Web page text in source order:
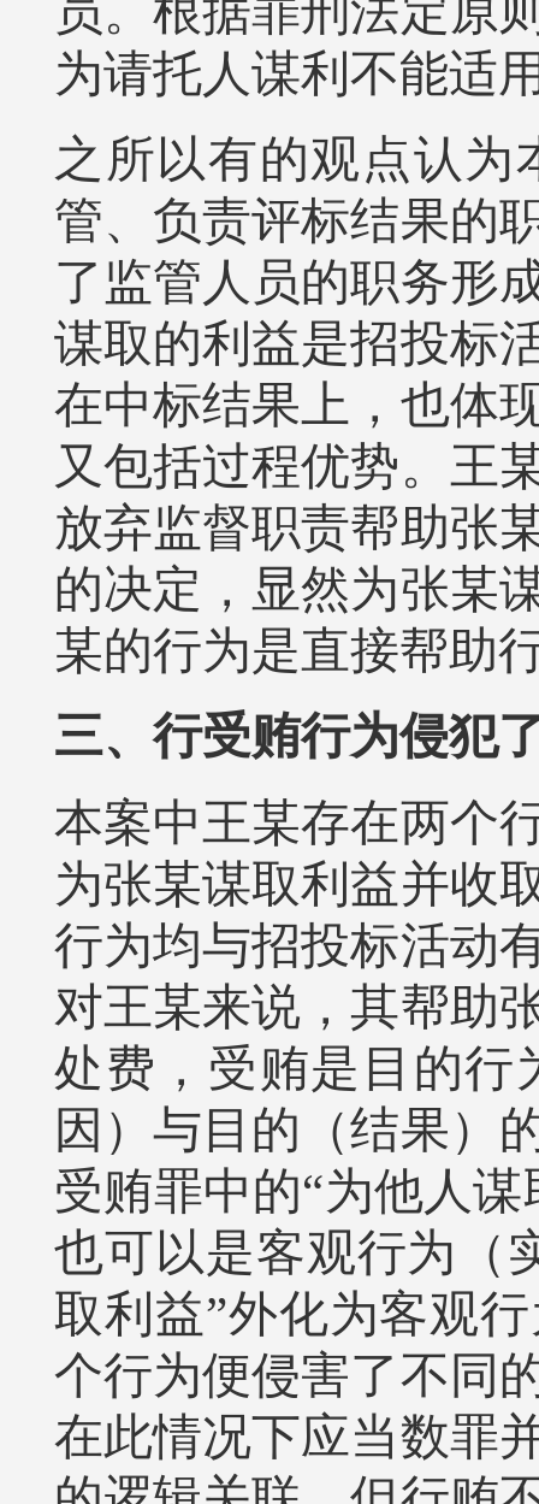
员。根据罪刑法定原
为请托人谋利不能适
之所以有的观点认
管、负责评标结果的
了监管人员的职务形
谋取的利益是招投标
在中标结果上，也体
又包括过程优势。王
放弃监督职责帮助张
的决定，显然为张某
某的行为是直接帮助
三、行受贿行为侵犯
本案中王某存在两个
为张某谋取利益并收
行为均与招投标活动
对王某来说，其帮助
处费，受贿是目的行
因）与目的（结果）
受贿罪中的“为他人
也可以是客观行为（
取利益”外化为客观
个行为便侵害了不同
在此情况下应当数罪